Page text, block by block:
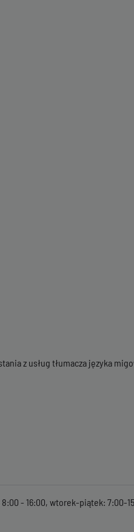
z usług tłumacza języka
- 16:00, wtorek-piątek: 7:00-